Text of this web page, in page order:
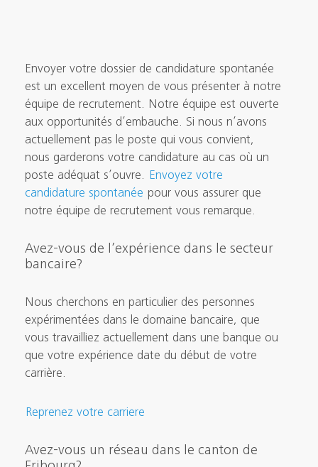
Envoyer votre dossier de candidature spontanée
est un excellent moyen de vous présenter à notre
équipe de recrutement. Notre équipe est ouverte
aux opportunités d’embauche. Si nous n’avons
actuellement pas le poste qui vous convient,
nous garderons votre candidature au cas où un
poste adéquat s’ouvre.
Envoyez votre
candidature spontanée pour vous assurer que
notre équipe de recrutement vous remarque.
Avez-vous de l’expérience dans le secteur
bancaire?
Nous cherchons en particulier des personnes
expérimentées dans le domaine bancaire, que
vous travailliez actuellement dans une banque ou
que votre expérience date du début de votre
carrière.
Reprenez votre carriere
Avez-vous un réseau dans le canton de